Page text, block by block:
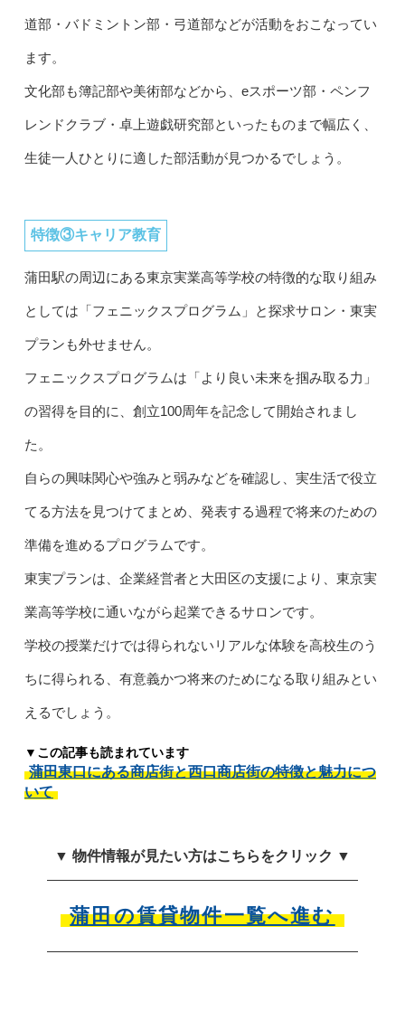
道部・バドミントン部・弓道部などが活動をおこなってい
ます。
文化部も簿記部や美術部などから、eスポーツ部・ペンフ
レンドクラブ・卓上遊戯研究部といったものまで幅広く、
生徒一人ひとりに適した部活動が見つかるでしょう。
特徴③キャリア教育
蒲田駅の周辺にある東京実業高等学校の特徴的な取り組み
としては「フェニックスプログラム」と探求サロン・東実
プランも外せません。
フェニックスプログラムは「より良い未来を掴み取る力」
の習得を目的に、創立100周年を記念して開始されまし
た。
自らの興味関心や強みと弱みなどを確認し、実生活で役立
てる方法を見つけてまとめ、発表する過程で将来のための
準備を進めるプログラムです。
東実プランは、企業経営者と大田区の支援により、東京実
業高等学校に通いながら起業できるサロンです。
学校の授業だけでは得られないリアルな体験を高校生のう
ちに得られる、有意義かつ将来のためになる取り組みとい
えるでしょう。
▼この記事も読まれています
蒲田東口にある商店街と西口商店街の特徴と魅力につ
いて
▼ 物件情報が見たい方はこちらをクリック ▼
蒲田の賃貸物件一覧へ進む